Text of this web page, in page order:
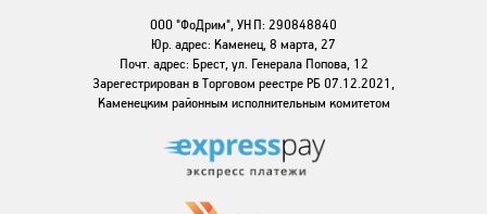
ООО "ФоДрим", УНП: 290848840
Юр. адрес: Каменец, 8 марта, 27
Почт. адрес: Брест, ул. Генерала Попова, 12
Зарегестрирован в Торговом реестре РБ 07.12.2021,
Каменецким районным исполнительным комитетом